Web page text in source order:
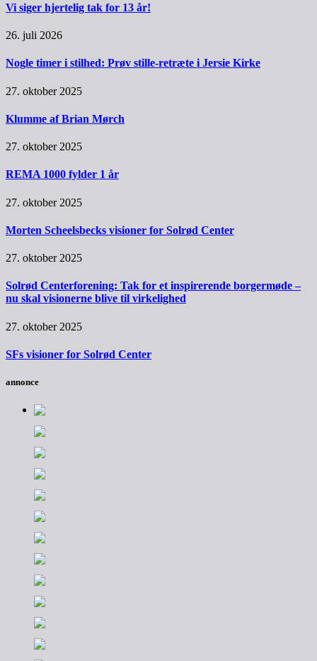
Vi siger hjertelig tak for 13 år!
26. juli 2026
Nogle timer i stilhed: Prøv stille-retræte i Jersie Kirke
27. oktober 2025
Klumme af Brian Mørch
27. oktober 2025
REMA 1000 fylder 1 år
27. oktober 2025
Morten Scheelsbecks visioner for Solrød Center
27. oktober 2025
Solrød Centerforening: Tak for et inspirerende borgermøde –
nu skal visionerne blive til virkelighed
27. oktober 2025
SFs visioner for Solrød Center
annonce